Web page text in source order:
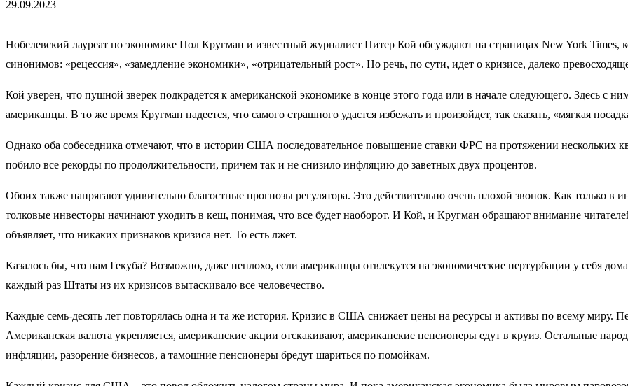
29.09.2023
Нобелевский лауреат по экономике Пол Кругман и известный журналист Питер Кой обсуждают на страницах New York Times,
синонимов: «рецессия», «замедление экономики», «отрицательный рост». Но речь, по сути, идет о кризисе, далеко
Кой уверен, что пушной зверек подкрадется к американской экономике в конце этого года или в начале следующего. Здесь с
американцы. В то же время Кругман надеется, что самого страшного удастся избежать и произойдет, так сказать, «мягкая
Однако оба собеседника отмечают, что в истории США последовательное повышение ставки ФРС на протяжении нескольких
побило все рекорды по продолжительности, причем так и не снизило инфляцию до заветных двух процентов.
Обоих также напрягают удивительно благостные прогнозы регулятора. Это действительно очень плохой звонок. Как только в
толковые инвесторы начинают уходить в кеш, понимая, что все будет наоборот. И Кой, и Кругман обращают внимание
объявляет, что никаких признаков кризиса нет. То есть лжет.
Казалось бы, что нам Гекуба? Возможно, даже неплохо, если американцы отвлекутся на экономические пертурбации у себя
каждый раз Штаты из их кризисов вытаскивало все человечество.
Каждые семь-десять лет повторялась одна и та же история. Кризис в США снижает цены на ресурсы и активы по всему миру.
Американская валюта укрепляется, американские акции отскакивают, американские пенсионеры едут в круиз. Остальные
инфляции, разорение бизнесов, а тамошние пенсионеры бредут шариться по помойкам.